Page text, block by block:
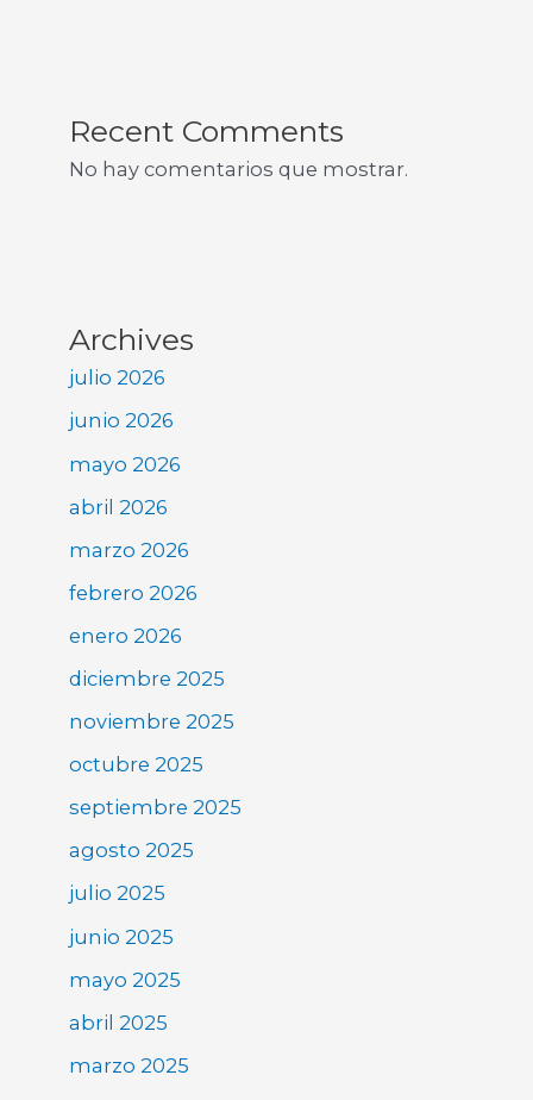
Recent Comments
No hay comentarios que mostrar.
Archives
julio 2026
junio 2026
mayo 2026
abril 2026
marzo 2026
febrero 2026
enero 2026
diciembre 2025
noviembre 2025
octubre 2025
septiembre 2025
agosto 2025
julio 2025
junio 2025
mayo 2025
abril 2025
marzo 2025